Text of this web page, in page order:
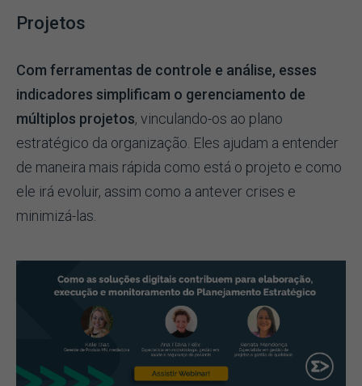
Projetos
Com ferramentas de controle e análise, esses
indicadores simplificam o gerenciamento de
múltiplos projetos, vinculando-os ao plano
estratégico da organização. Eles ajudam a entender
de maneira mais rápida como está o projeto e como
ele irá evoluir, assim como a antever crises e
minimizá-las.